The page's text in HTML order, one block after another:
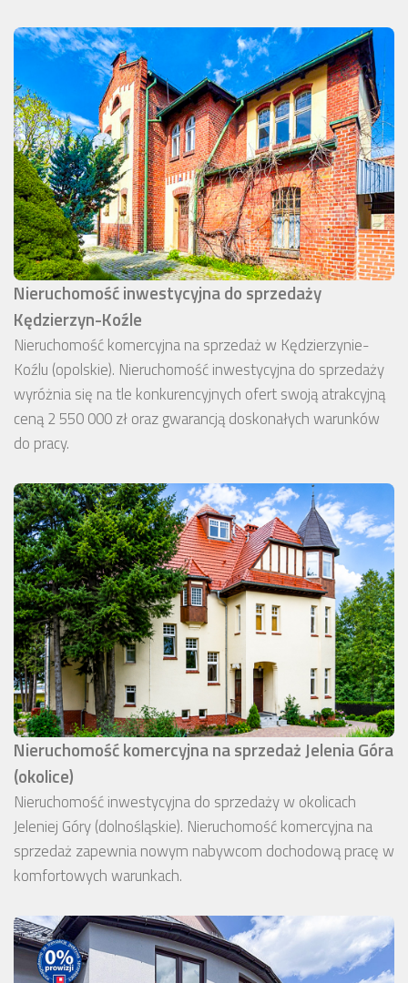
Nieruchomość inwestycyjna do sprzedaży
Kędzierzyn-Koźle
Nieruchomość komercyjna na sprzedaż w Kędzierzynie-
Koźlu (opolskie). Nieruchomość inwestycyjna do sprzedaży
wyróżnia się na tle konkurencyjnych ofert swoją atrakcyjną
ceną 2 550 000 zł oraz gwarancją doskonałych warunków
do pracy.
Nieruchomość komercyjna na sprzedaż Jelenia Góra
(okolice)
Nieruchomość inwestycyjna do sprzedaży w okolicach
Jeleniej Góry (dolnośląskie). Nieruchomość komercyjna na
sprzedaż zapewnia nowym nabywcom dochodową pracę w
komfortowych warunkach.